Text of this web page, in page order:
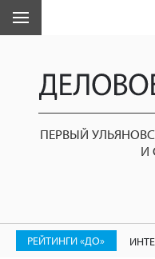
ПЕРВЫЙ
И
РЕЙТИНГИ «ДО»